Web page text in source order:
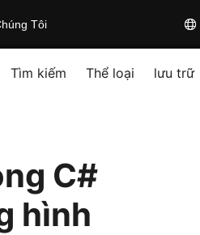
Tôi
Tìm kiếm Thể loại lưu trữ
C#
hình